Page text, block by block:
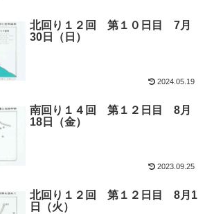
北回り１２回 第１０日目 7月
30日（日）
2024.05.19
南回り１４回 第１２日目 8月
18日（金）
2023.09.25
北回り１２回 第１２日目 8月1
日（火）